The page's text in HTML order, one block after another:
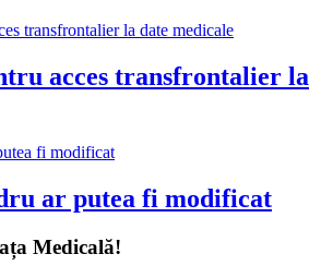
acces transfrontalier la
ar putea fi modificat
Medicală!